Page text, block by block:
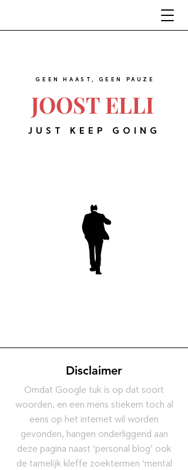
JOOST ELLI
GEEN HAAST, GEEN PAUZE
JUST KEEP GOING
Disclaimer
Omdat Google tuk is op dat soort
woorden, en een mens stiekem toch al
eens op het internet wil worden
gevonden, hangen onderliggend aan
deze pagina naast ‘personal blog’ ook
de tamelijk kleffe zoektermen ‘mental